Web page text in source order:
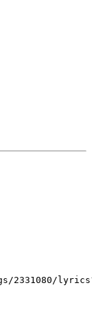
2331080/